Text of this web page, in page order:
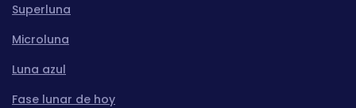
Superluna
Microluna
Luna azul
Fase lunar de hoy